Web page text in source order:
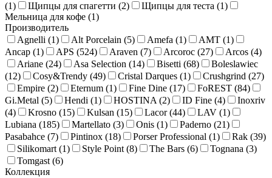
(1) Щипцы для спагетти (2) Щипцы для теста (1)
Мельница для кофе (1)
Производитель
Agnelli (1) Alt Porcelain (5) Amefa (1) AMT (1)
Ancap (1) APS (524) Araven (7) Arcoroc (27) Arcos (4)
Ariane (24) Asa Selection (14) Bisetti (68)
Boleslawiec
(12) Cosy&Trendy (49) Cristal Darques (1) Crushgrind (27)
Empire (2) Eternum (1) Fine Dine (17) FoREST (84)
Gi.Metal (5) Hendi (1) HOSTINA (2) ID Fine (4)
Inoxriv
(4) Krosno (15) Kulsan (15) Lacor (44) LAV (1)
Lubiana (185) Martellato (3) Onis (1) Paderno (21)
Pasabahce (7) Pintinox (18) Porser Professional (1) Rak (39)
Silikomart (1) Style Point (8) The Bars (6) Tognana (3)
Tomgast (6)
Коллекция